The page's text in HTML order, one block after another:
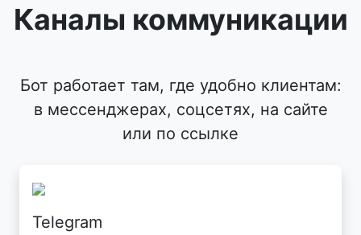
Каналы коммуникации
Бот работает там, где удобно клиентам:
в мессенджерах, соцсетях, на сайте
или по ссылке
Telegram